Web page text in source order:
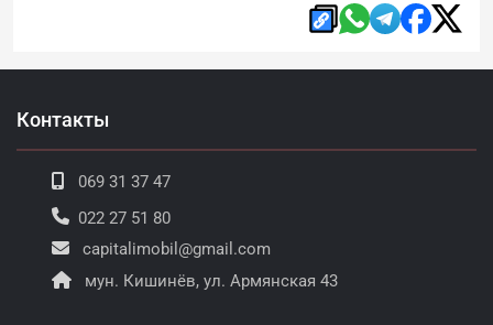
Контакты
069 31 37 47
022 27 51 80
capitalimobil@gmail.com
мун. Кишинёв, ул. Армянская 43